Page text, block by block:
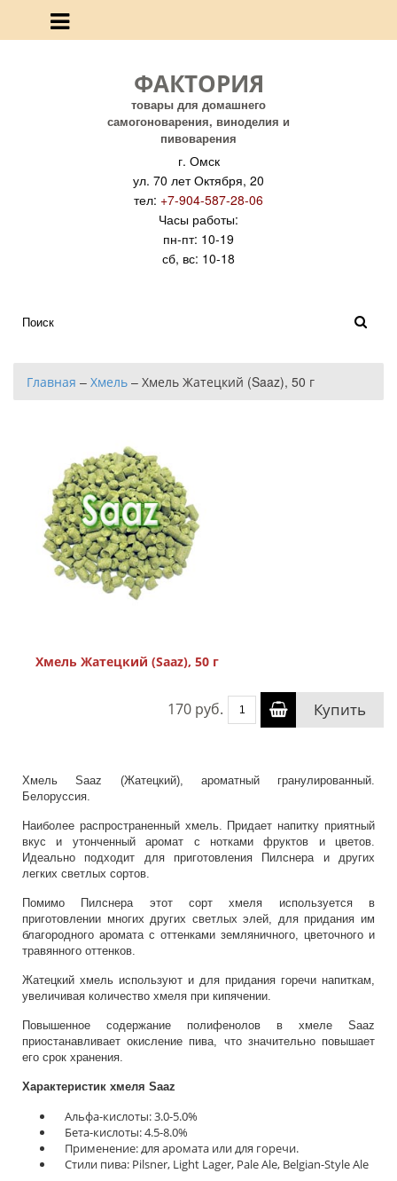
ФАКТОРИЯ
товары для домашнего
самогоноварения, виноделия и
пивоварения
г. Омск
ул. 70 лет Октября, 20
тел: +7-904-587-28-06
Часы работы:
пн-пт: 10-19
сб, вс: 10-18
Главная – Хмель – Хмель Жатецкий (Saaz), 50 г
Хмель Жатецкий (Saaz), 50 г
170 руб. Купить
Хмель Saaz (Жатецкий), ароматный гранулированный.
Белоруссия.
Наиболее распространенный хмель. Придает напитку приятный
вкус и утонченный аромат с нотками фруктов и цветов.
Идеально подходит для приготовления Пилснера и других
легких светлых сортов.
Помимо Пилснера этот сорт хмеля используется в
приготовлении многих других светлых элей, для придания им
благородного аромата с оттенками земляничного, цветочного и
травянного оттенков.
Жатецкий хмель используют и для придания горечи напиткам,
увеличивая количество хмеля при кипячении.
Повышенное содержание полифенолов в хмеле Saaz
приостанавливает окисление пива, что значительно повышает
его срок хранения.
Характеристик хмеля Saaz
Альфа-кислоты: 3.0-5.0%
Бета-кислоты: 4.5-8.0%
Применение: для аромата или для горечи.
Стили пива: Pilsner, Light Lager, Pale Ale, Belgian-Style Ale